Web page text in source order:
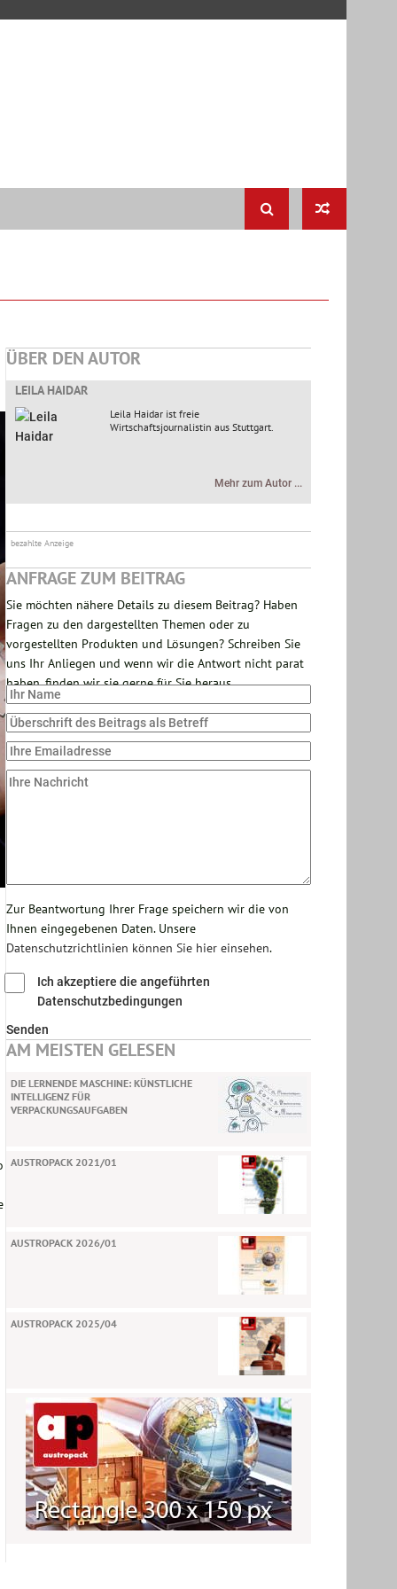
ÜBER DEN AUTOR
LEILA HAIDAR
Leila Haidar ist freie
Wirtschaftsjournalistin aus Stuttgart.
Mehr zum Autor ...
bezahlte Anzeige
ANFRAGE ZUM BEITRAG
Sie möchten nähere Details zu diesem Beitrag? Haben
Fragen zu den dargestellten Themen oder zu
vorgestellten Produkten und Lösungen? Schreiben Sie
uns Ihr Anliegen und wenn wir die Antwort nicht parat
haben, finden wir sie gerne für Sie heraus.
Zur Beantwortung Ihrer Frage speichern wir die von
Ihnen eingegebenen Daten. Unsere
Datenschutzrichtlinien können Sie hier einsehen.
Ich akzeptiere die angeführten
Datenschutzbedingungen
Senden
AM MEISTEN GELESEN
DIE LERNENDE MASCHINE: KÜNSTLICHE
INTELLIGENZ FÜR
VERPACKUNGSAUFGABEN
AUSTROPACK 2021/01
AUSTROPACK 2026/01
AUSTROPACK 2025/04